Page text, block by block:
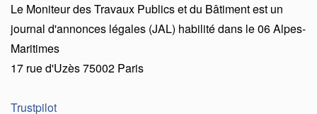
Le Moniteur des Travaux Publics et du Bâtimentest un
journal d'annonces légales (JAL) habilité dans le 06 Alpes-
Maritimes
17 rue d'Uzès75002 Paris
Trustpilot